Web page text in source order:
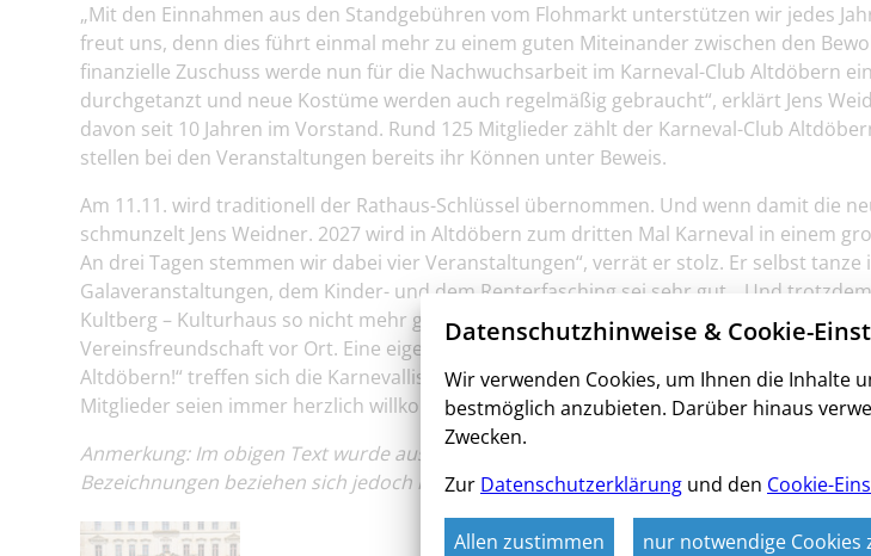
„Mit den Einnahmen aus den Standgebühren vom Flohmarkt unterstützen wir jedes
freut uns, denn dies führt einmal mehr zu einem guten Miteinander zwischen den
finanzielle Zuschuss werde nun für die Nachwuchsarbeit im Karneval-Club Altdöbern
durchgetanzt und neue Kostüme werden auch regelmäßig gebraucht“, erklärt Jens
davon seit 10 Jahren im Vorstand. Rund 125 Mitglieder zählt der Karneval-Club
stellen bei den Veranstaltungen bereits ihr Können unter Beweis.
Am 11.11. wird traditionell der Rathaus-Schlüssel übernommen. Und wenn damit die
schmunzelt Jens Weidner. 2027 wird in Altdöbern zum dritten Mal Karneval in einem
An drei Tagen stemmen wir dabei vier Veranstaltungen“, verrät er stolz. Er selbst
Galaveranstaltungen, dem Kinder- und dem Renterfasching sei sehr gut. „Und
Kultberg – Kulturhaus so nicht mehr gibt. „Obgleich die Fußballer sehr gastfreundlich
Vereinsfreundschaft vor Ort. Eine eigene feste Anlaufstätte wäre doch optimaler. Bis
Altdöbern!“ treffen sich die Karnevallisten im Sommer nicht nur zum Training,
Mitglieder seien immer herzlich willkommen, „vorzugsweise zum Ende einer Saison,
Anmerkung: Im obigen Text wurde aus Gründen der Übersichtlichkeit ausschließlich
Bezeichnungen beziehen sich jedoch immer gleichermaßen auf alle Geschlechter.
Datenschutzhinweise & Cookie-
Wir verwenden Cookies, um Ihnen die Inhalte
bestmöglich anzubieten. Darüber hinaus
Zwecken.
Zur Datenschutzerklärung und den Cookie-
Allen zustimmen nur notwendige Cookies